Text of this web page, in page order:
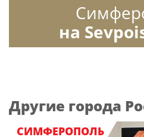
на
Другие города
СИМФЕРОПОЛЬ